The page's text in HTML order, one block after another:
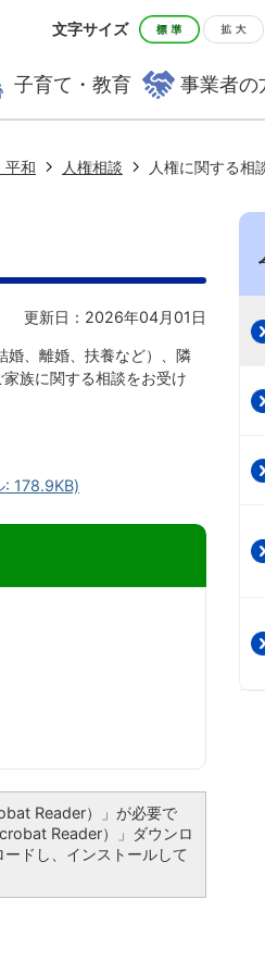
文字サイズ
子育て・教育 事業者の
平和 人権相談 人権に関する相
更新日：2026年04月01日
婚、離婚、扶養など）、隣
族に関する相談をお受け
: 178.9KB)
Reader）」が必要で
Reader）」ダウンロ
ドし、インストールして